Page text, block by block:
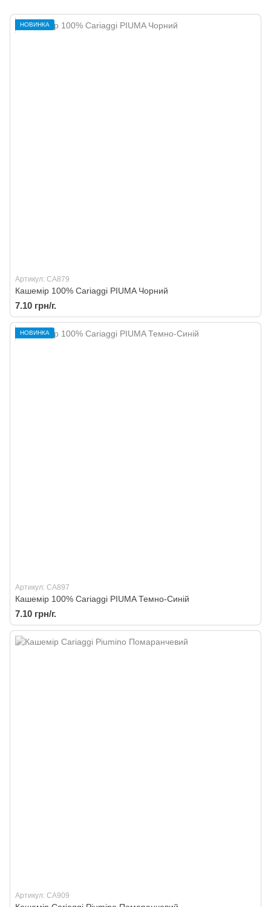
НОВИНКА
Артикул: CA879
Кашемір 100% Cariaggi PIUMA Чорний
7.10 грн/г.
НОВИНКА
Артикул: CA897
Кашемір 100% Cariaggi PIUMA Темно-Синій
7.10 грн/г.
Артикул: CA909